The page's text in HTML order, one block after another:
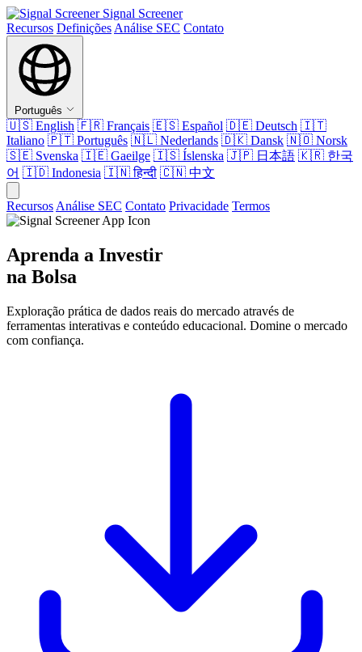
Signal Screener
Recursos Definições Análise SEC Contato
Português
🇺🇸 English 🇫🇷 Français 🇪🇸 Español 🇩🇪 Deutsch 🇮🇹
Italiano 🇵🇹 Português 🇳🇱 Nederlands 🇩🇰 Dansk 🇳🇴 Norsk
🇸🇪 Svenska 🇮🇪 Gaeilge 🇮🇸 Íslenska 🇯🇵 日本語 🇰🇷 한국
어 🇮🇩 Indonesia 🇮🇳हिन्दी 🇨🇳 中文
Recursos Análise SEC Contato Privacidade Termos
Aprenda a Investir
na Bolsa
Exploração prática de dados reais do mercado através de
ferramentas interativas e conteúdo educacional. Domine o mercado
com confiança.